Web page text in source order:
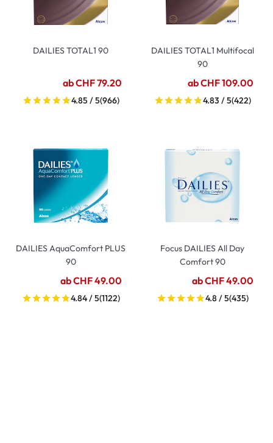
DAILIES TOTAL1 90
ab CHF 79.20
4.85 / 5(966)
DAILIES TOTAL1 Multifocal
90
ab CHF 109.00
4.83 / 5(422)
DAILIES AquaComfort PLUS
90
ab CHF 49.00
4.84 / 5(1122)
Focus DAILIES All Day
Comfort 90
ab CHF 49.00
4.8 / 5(435)